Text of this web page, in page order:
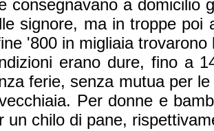
consegnavano a domicilio
signore, ma in troppe poi
'800 in migliaia trovarono
erano dure, fino a
ferie, senza mutua per
Per donne e
un chilo di pane,